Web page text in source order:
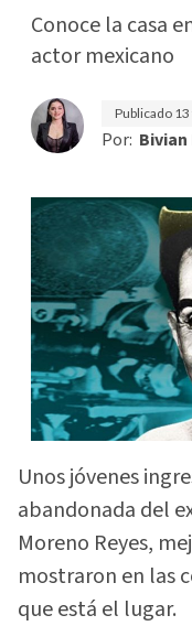
Conoce la casa
actor mexicano
Publicado
Por:
Unos jóvenes
abandonada del
Moreno Reyes,
mostraron en las
que está el lugar.